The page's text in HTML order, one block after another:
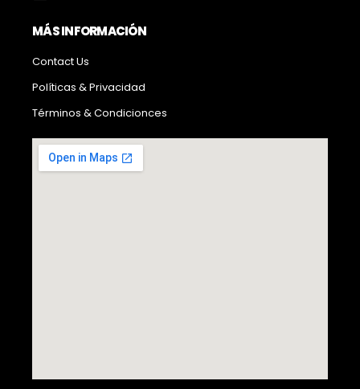
MÁS INFORMACIÓN
Contact Us
Políticas & Privacidad
Términos & Condicionces